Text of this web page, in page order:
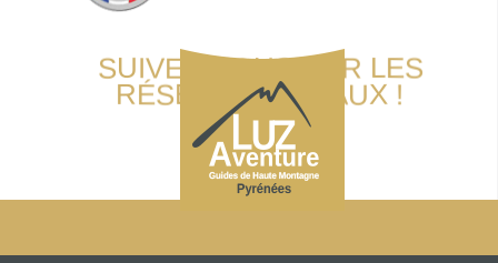
SUIVEZ-NOUS SUR LES
RÉSEAUX SOCIAUX !